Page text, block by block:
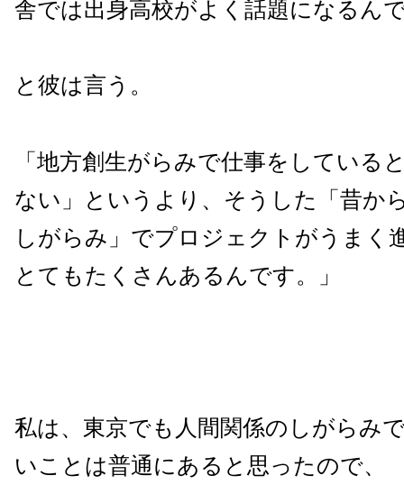
舎では出身高校がよく話題になるん
と彼は言う。
「地方創生がらみで仕事をしている
ない」というより、そうした「昔か
しがらみ」でプロジェクトがうまく
とてもたくさんあるんです。」
私は、東京でも人間関係のしがらみ
いことは普通にあると思ったので、